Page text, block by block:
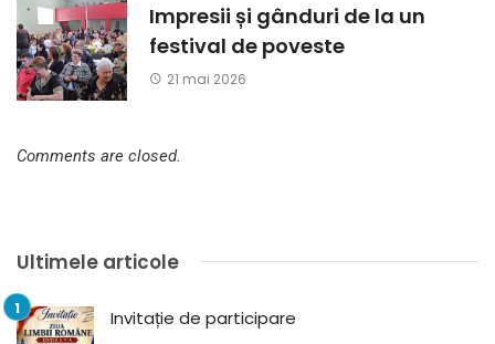
Impresii și gânduri de la un
festival de poveste
21 mai 2026
Comments are closed.
Ultimele articole
Invitație de participare